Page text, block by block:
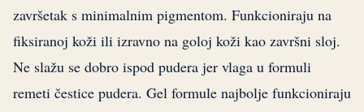
završetak s minimalnim pigmentom. Funkcioniraju na
fiksiranoj koži ili izravno na goloj koži kao završni sloj.
Ne slažu se dobro ispod pudera jer vlaga u formuli
remeti čestice pudera. Gel formule najbolje funkcioniraju